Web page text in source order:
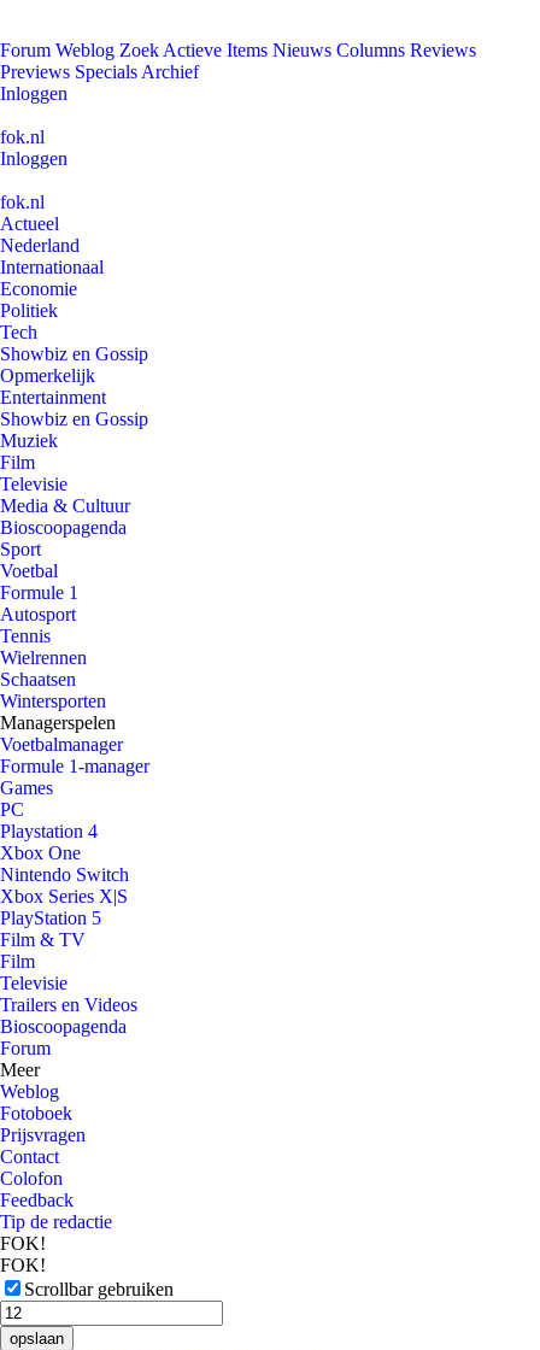
Forum Weblog Zoek Actieve Items Nieuws Columns Reviews
Previews Specials Archief
Inloggen
fok.nl
Inloggen
fok.nl
Actueel
Nederland
Internationaal
Economie
Politiek
Tech
Showbiz en Gossip
Opmerkelijk
Entertainment
Showbiz en Gossip
Muziek
Film
Televisie
Media & Cultuur
Bioscoopagenda
Sport
Voetbal
Formule 1
Autosport
Tennis
Wielrennen
Schaatsen
Wintersporten
Managerspelen
Voetbalmanager
Formule 1-manager
Games
PC
Playstation 4
Xbox One
Nintendo Switch
Xbox Series X|S
PlayStation 5
Film & TV
Film
Televisie
Trailers en Videos
Bioscoopagenda
Forum
Meer
Weblog
Fotoboek
Prijsvragen
Contact
Colofon
Feedback
Tip de redactie
FOK!
FOK!
Scrollbar gebruiken
opslaan